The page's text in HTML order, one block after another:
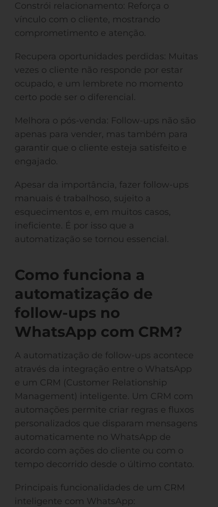
Constrói relacionamento: Reforça o
vínculo com o cliente, mostrando
comprometimento e atenção.
Recupera oportunidades perdidas: Muitas
vezes o cliente não responde por estar
ocupado, e um lembrete no momento
certo pode ser o diferencial.
Melhora o pós-venda: Follow-ups não são
apenas para vender, mas também para
garantir que o cliente esteja satisfeito e
engajado.
Apesar da importância, fazer follow-ups
manuais é trabalhoso, sujeito a
esquecimentos e, em muitos casos,
ineficiente. É por isso que a
automatização se tornou essencial.
Como funciona a
automatização de
follow-ups no
WhatsApp com CRM?
A automatização de follow-ups acontece
através da integração entre o WhatsApp
e um CRM (Customer Relationship
Management) inteligente. Um CRM com
automações permite criar regras e fluxos
personalizados que disparam mensagens
automaticamente no WhatsApp de
acordo com ações do cliente ou com o
tempo decorrido desde o último contato.
Principais funcionalidades de um CRM
inteligente com WhatsApp: